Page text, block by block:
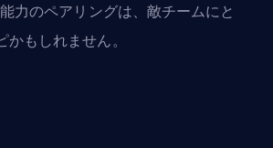
力のペアリングは、敵チームにと
もしれません。